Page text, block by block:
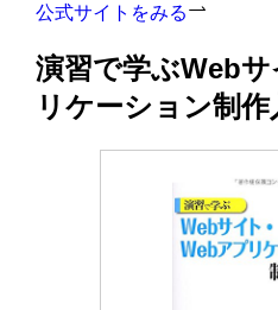
公式サイトをみる
演習で学ぶWeb
リケーション制作